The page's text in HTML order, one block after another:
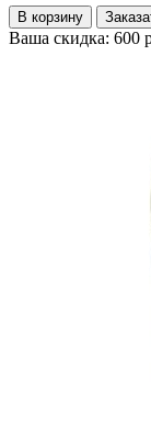
В корзину
Ваша скидка: 600